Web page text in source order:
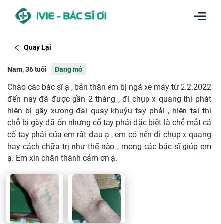
Quay Lại
Nam, 36 tuổi Đang mở
Chào các bác sĩ ạ , bản thân em bị ngã xe máy từ 2.2.2022
đến nay đã được gần 2 tháng , đi chụp x quang thì phát
hiện bị gãy xương đài quay khuỷu tay phải , hiện tại thì
chỗ bị gãy đã ổn nhưng cổ tay phải đặc biệt là chỗ mắt cá
cổ tay phải của em rất đau ạ , em có nên đi chụp x quang
hay cách chữa trị như thế nào , mong các bác sĩ giúp em
ạ. Em xin chân thành cảm ơn ạ.